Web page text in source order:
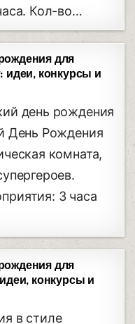
Кол-во…
для
идеи, конкурсы и
день рождения
День Рождения
комната,
3 часа
для
конкурсы и
в стиле